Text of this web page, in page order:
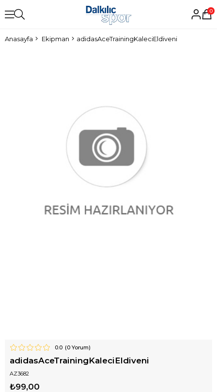
0
Anasayfa Ekipman adidasAceTrainingKaleciEldiveni
0.0 (0Yorum)
adidasAceTrainingKaleciEldiveni
AZ3682
₺99,00